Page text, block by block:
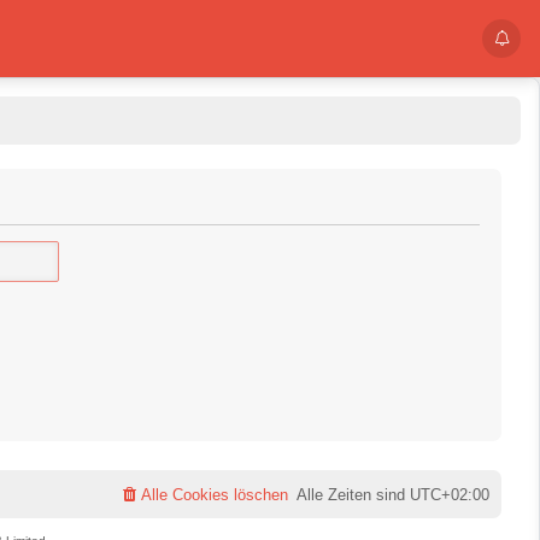
Alle Zeiten sind UTC+02:00
Alle Cookies löschen